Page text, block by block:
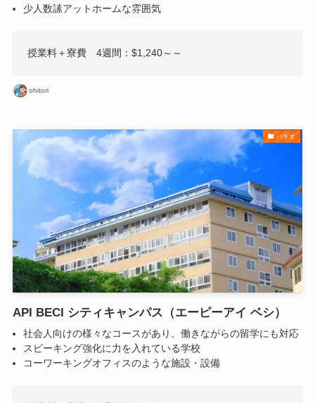
少人数䛾アットホームな雰囲気
授業料＋寮費 4週間：$1,240～～
ohitori
バギオ
API BECI シティキャンパス（エーピーアイ ベシ）
社会人向けの様々なコースがあり、働きながらの留学にも対応
スピーキング強化に力を入れている学校
コーワーキングオフィスのような施設・設備